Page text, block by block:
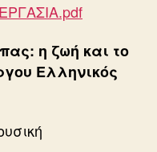
η ζωή και το
Ελληνικός